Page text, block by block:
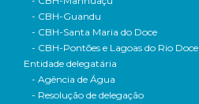
- CBH-Guandu
- CBH-Santa Maria do Doce
- CBH-Pontões e Lagoas do Rio Doce
Entidade delegatária
- Agência de Água
- Resolução de delegação